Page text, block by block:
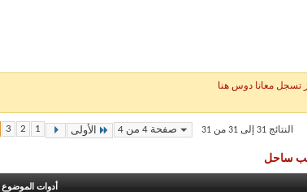
تسجل معانا دوس هنا
صفحة 4 من 4 الأولى 1
2
3 النتائج 31 إلى 31 من 31
ساحل
أدوات الموضوع